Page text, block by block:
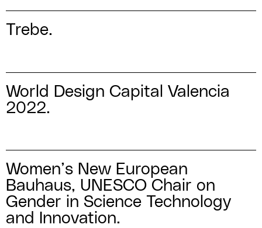
Trebe.
World Design Capital Valencia
2022.
Women’s New European
Bauhaus, UNESCO Chair on
Gender in Science Technology
and Innovation.